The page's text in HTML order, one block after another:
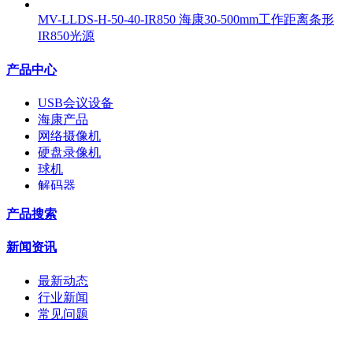
MV-LLDS-H-50-40-IR850 海康30-500mm工作距离条形
IR850光源
产品中心
USB会议设备
海康产品
网络摄像机
硬盘录像机
球机
解码器
配件
拼接屏
安检门
工程宝
海康机器人
产品搜索
新闻资讯
最新动态
行业新闻
常见问题